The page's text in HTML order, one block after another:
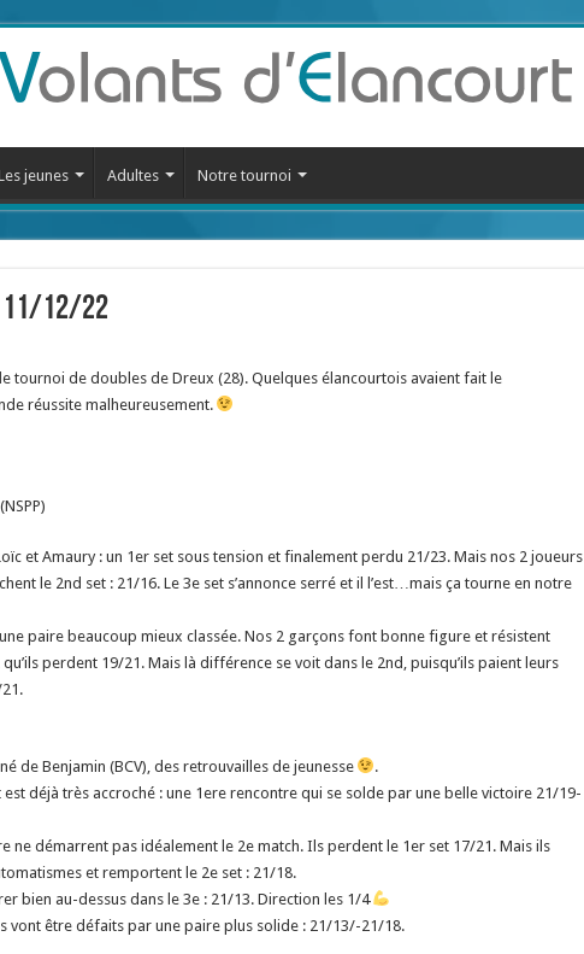
jeunes Adultes Notre tournoi
11/12/22
tournoi de doubles de Dreux (28). Quelques élancourtois avaient fait le
réussite malheureusement.
et Amaury : un 1er set sous tension et finalement perdu 21/23. Mais nos 2 joueurs
le 2nd set : 21/16. Le 3e set s’annonce serré et il l’est…mais ça tourne en notre
paire beaucoup mieux classée. Nos 2 garçons font bonne figure et résistent
perdent 19/21. Mais là différence se voit dans le 2nd, puisqu’ils paient leurs
de Benjamin (BCV), des retrouvailles de jeunesse
.
déjà très accroché : une 1ere rencontre qui se solde par une belle victoire 21/19-
ne démarrent pas idéalement le 2e match. Ils perdent le 1er set 17/21. Mais ils
et remportent le 2e set : 21/18.
bien au-dessus dans le 3e : 21/13. Direction les 1/4
vont être défaits par une paire plus solide : 21/13/-21/18.